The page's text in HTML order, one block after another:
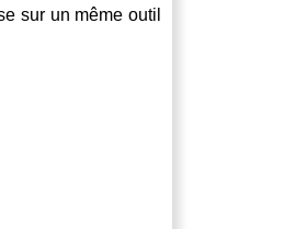
sur un même outil